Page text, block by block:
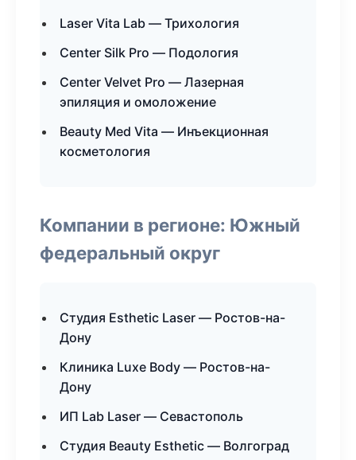
Laser Vita Lab — Трихология
Center Silk Pro — Подология
Center Velvet Pro — Лазерная
эпиляция и омоложение
Beauty Med Vita — Инъекционная
косметология
Компании в регионе: Южный
федеральный округ
Студия Esthetic Laser — Ростов-на-
Дону
Клиника Luxe Body — Ростов-на-
Дону
ИП Lab Laser — Севастополь
Студия Beauty Esthetic — Волгоград